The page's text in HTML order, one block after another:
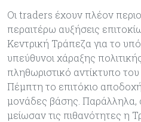
Οι traders έχουν πλέον
περαιτέρω αυξήσεις
Κεντρική Τράπεζα για το
υπεύθυνοι χάραξης
πληθωριστικό αντίκτυπο
Πέμπτη το επιτόκιο
μονάδες βάσης. Παράλληλα,
μείωσαν τις πιθανότητες η